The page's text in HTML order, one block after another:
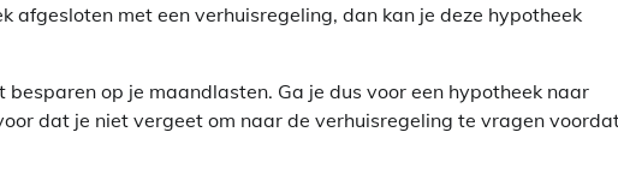
afgesloten met een verhuisregeling, dan kan je deze hypotheek
op je maandlasten. Ga je dus voor een hypotheek naar
dat je niet vergeet om naar de verhuisregeling te vragen